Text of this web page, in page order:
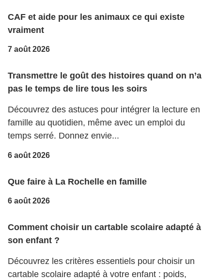
CAF et aide pour les animaux ce qui existe
vraiment
7 août 2026
Transmettre le goût des histoires quand on n’a
pas le temps de lire tous les soirs
Découvrez des astuces pour intégrer la lecture en
famille au quotidien, même avec un emploi du
temps serré. Donnez envie...
6 août 2026
Que faire à La Rochelle en famille
6 août 2026
Comment choisir un cartable scolaire adapté à
son enfant ?
Découvrez les critères essentiels pour choisir un
cartable scolaire adapté à votre enfant : poids,